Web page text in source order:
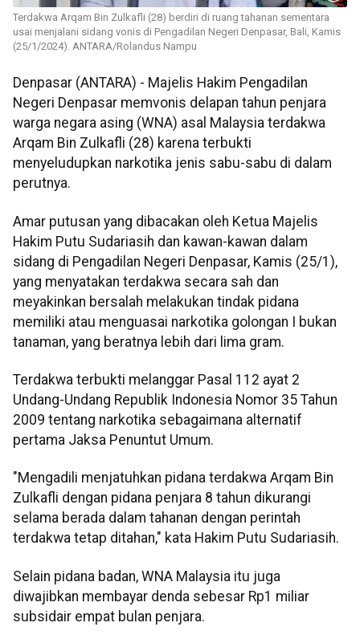
Terdakwa Arqam Bin Zulkafli (28) berdiri di ruang tahanan sementara
usai menjalani sidang vonis di Pengadilan Negeri Denpasar, Bali, Kamis
(25/1/2024). ANTARA/Rolandus Nampu
Denpasar (ANTARA) - Majelis Hakim Pengadilan
Negeri Denpasar memvonis delapan tahun penjara
warga negara asing (WNA) asal Malaysia terdakwa
Arqam Bin Zulkafli (28) karena terbukti
menyeludupkan narkotika jenis sabu-sabu di dalam
perutnya.
Amar putusan yang dibacakan oleh Ketua Majelis
Hakim Putu Sudariasih dan kawan-kawan dalam
sidang di Pengadilan Negeri Denpasar, Kamis (25/1),
yang menyatakan terdakwa secara sah dan
meyakinkan bersalah melakukan tindak pidana
memiliki atau menguasai narkotika golongan I bukan
tanaman, yang beratnya lebih dari lima gram.
Terdakwa terbukti melanggar Pasal 112 ayat 2
Undang-Undang Republik Indonesia Nomor 35 Tahun
2009 tentang narkotika sebagaimana alternatif
pertama Jaksa Penuntut Umum.
"Mengadili menjatuhkan pidana terdakwa Arqam Bin
Zulkafli dengan pidana penjara 8 tahun dikurangi
selama berada dalam tahanan dengan perintah
terdakwa tetap ditahan," kata Hakim Putu Sudariasih.
Selain pidana badan, WNA Malaysia itu juga
diwajibkan membayar denda sebesar Rp1 miliar
subsidair empat bulan penjara.